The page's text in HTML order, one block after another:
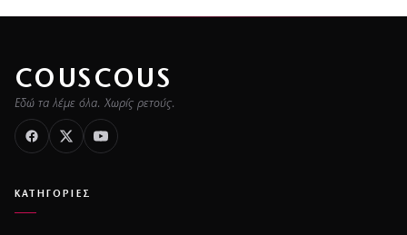
COUSCOUS
Εδώ τα λέμε όλα. Χωρίς ρετούς.
ΚΑΤΗΓΟΡΙΕΣ